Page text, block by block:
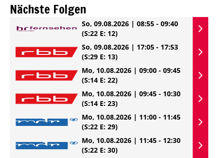
Nächste Folgen
So, 09.08.2026 | 08:55 - 09:40
(S:22 E: 12)
So, 09.08.2026 | 17:05 - 17:53
(S:29 E: 13)
Mo, 10.08.2026 | 09:00 - 09:45
(S:14 E: 22)
Mo, 10.08.2026 | 09:45 - 10:30
(S:14 E: 23)
Mo, 10.08.2026 | 11:00 - 11:45
(S:22 E: 29)
Mo, 10.08.2026 | 11:45 - 12:30
(S:22 E: 30)